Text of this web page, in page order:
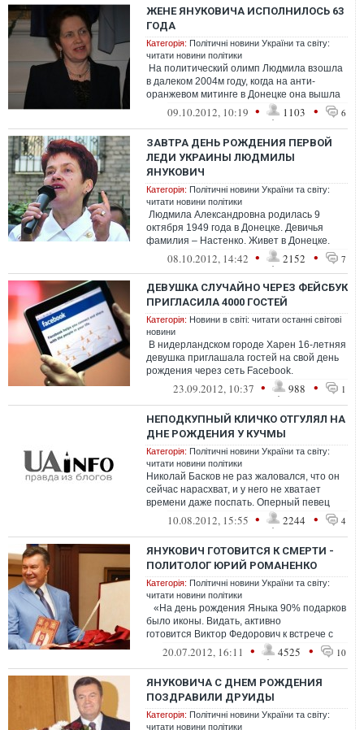
ЖЕНЕ ЯНУКОВИЧА ИСПОЛНИЛОСЬ 63
ГОДА
Категорія: Політичні новини України та світу:
читати новини політики
На политический олимп Людмила взошла
в далеком 2004м году, когда на анти-
оранжевом митинге в Донецке она вышла
на сцену и произнесла свой изве...
09.10.2012, 10:19 • 1103 • 6
ЗАВТРА ДЕНЬ РОЖДЕНИЯ ПЕРВОЙ
ЛЕДИ УКРАИНЫ ЛЮДМИЛЫ
ЯНУКОВИЧ
Категорія: Політичні новини України та світу:
читати новини політики
Людмила Александровна родилась 9
октября 1949 года в Донецке. Девичья
фамилия – Настенко. Живет в Донецке.
Мать была юристом, отец работал на ц...
08.10.2012, 14:42 • 2152 • 7
ДЕВУШКА СЛУЧАЙНО ЧЕРЕЗ ФЕЙСБУК
ПРИГЛАСИЛА 4000 ГОСТЕЙ
Категорія: Новини в світі: читати останні світові
новини
В нидерландском городе Харен 16-летняя
девушка приглашала гостей на свой день
рождения через сеть Facebook.
Жительница небольшого городка ожидал...
23.09.2012, 10:37 • 988 • 1
НЕПОДКУПНЫЙ КЛИЧКО ОТГУЛЯЛ НА
ДНЕ РОЖДЕНИЯ У КУЧМЫ
Категорія: Політичні новини України та світу:
читати новини політики
Николай Басков не раз жаловался, что он
сейчас нарасхват, и у него не хватает
времени даже поспать. Оперный певец
еще пару дней назад был на Сардинии,...
10.08.2012, 15:55 • 2244 • 4
ЯНУКОВИЧ ГОТОВИТСЯ К СМЕРТИ -
ПОЛИТОЛОГ ЮРИЙ РОМАНЕНКО
Категорія: Політичні новини України та світу:
читати новини політики
«На день рождения Яныка 90% подарков
было иконы. Видать, активно
готовится Виктор Федорович к встрече с
потустор...
20.07.2012, 16:11 • 4525 • 10
ЯНУКОВИЧА С ДНЕМ РОЖДЕНИЯ
ПОЗДРАВИЛИ ДРУИДЫ
Категорія: Політичні новини України та світу:
читати новини політики